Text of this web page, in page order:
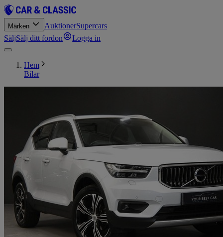
Märken AuktionerSupercars
SäljSälj ditt fordon Logga in
Hem
Bilar